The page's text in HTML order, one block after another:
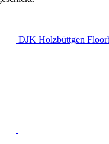
DJK Holzbüttgen